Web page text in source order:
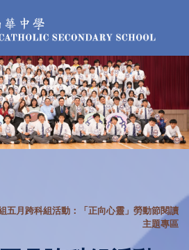
五月跨科組活動：「正向心靈」勞動節閱讀
主題專區